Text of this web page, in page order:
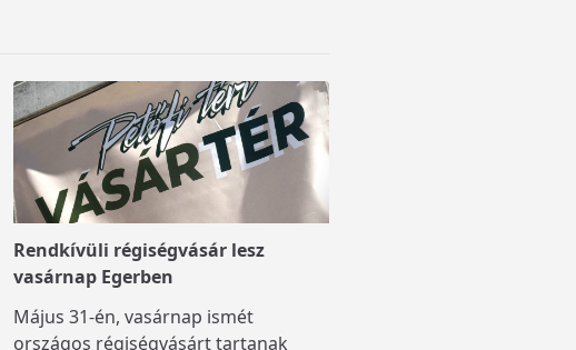
Rendkívüli régiségvásár lesz
vasárnap Egerben
Május 31-én, vasárnap ismét
országos régiségvásárt tartanak